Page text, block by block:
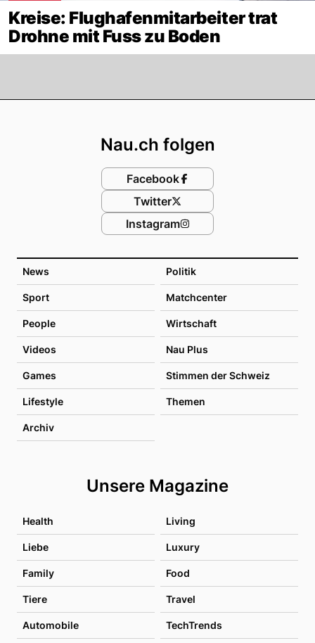
Kreise: Flughafenmitarbeiter trat
Drohne mit Fuss zu Boden
News Politik
Sport Matchcenter
People Wirtschaft
Videos Nau Plus
Games Stimmen der Schweiz
Lifestyle Themen
Archiv
Unsere Magazine
Health Living
Liebe Luxury
Family Food
Tiere Travel
Automobile TechTrends
Nau.ch folgen
Facebook
Twitter
Instagram